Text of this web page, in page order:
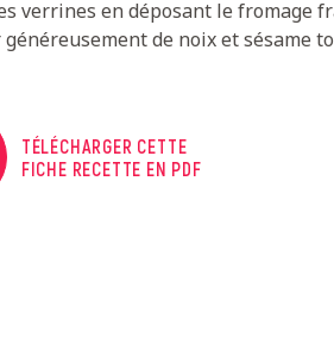
verrines en déposant le fromage
de noix et sésame
TÉLÉCHARGER CETTE
FICHE RECETTE EN PDF